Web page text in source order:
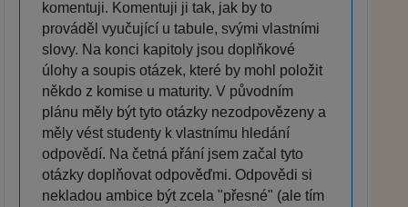
komentuji. Komentuji ji tak, jak by to
prováděl vyučující u tabule, svými vlastními
slovy. Na konci kapitoly jsou doplňkové
úlohy a soupis otázek, které by mohl položit
někdo z komise u maturity. V původním
plánu měly být tyto otázky nezodpovězeny a
měly vést studenty k vlastnímu hledání
odpovědí. Na četná přání jsem začal tyto
otázky doplňovat odpověďmi. Odpovědi si
nekladou ambice být zcela "přesné" (ale tím